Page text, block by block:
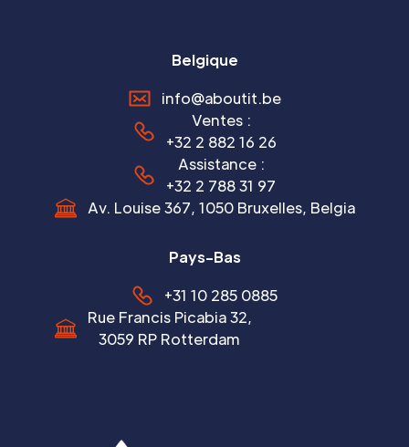
Belgique
info@aboutit.be
Ventes :
+32 2 882 16 26
Assistance :
+32 2 788 31 97
Av. Louise 367, 1050 Bruxelles, Belgia
Pays-Bas
+31 10 285 0885
Rue Francis Picabia 32,
3059 RP Rotterdam